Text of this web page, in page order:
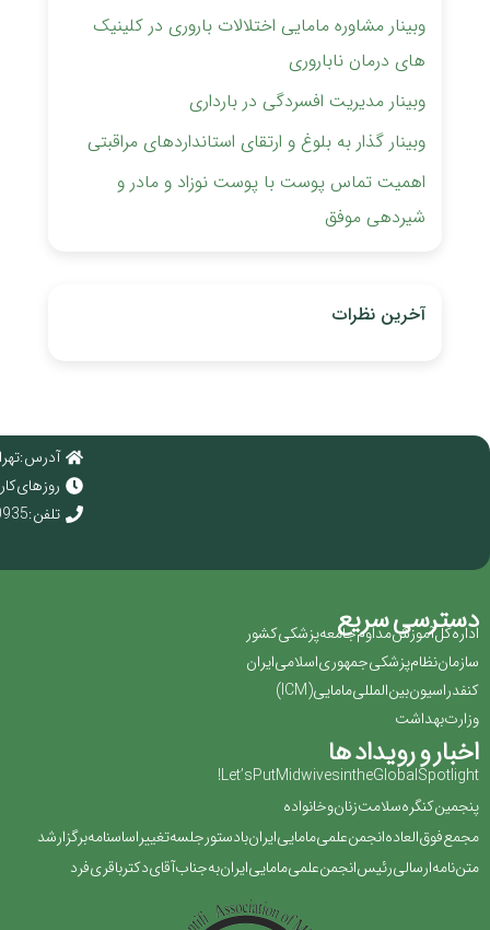
وبینار مشاوره مامایی اختلالات باروری ‏در کلینیک
های درمان ناباروری
وبینار مدیریت افسردگی در بارداری
وبینار گذار به بلوغ و ارتقای استانداردهای مراقبتی
اهمیت تماس پوست با پوست نوزاد و مادر و
شیردهی موفق
آخرین نظرات
آدرس :
روز های کاری
تلفن : 02166920935
دسترسی سریع
اداره کل آموزش مداوم جامعه پزشکی کشور
سازمان نظام پزشکی جمهوری اسلامی ایران ‏
کنفدراسیون بین المللی مامایی(‏ICM‏)‏
وزارت بهداشت
اخبار و رویداد ها
Let’s Put Midwives in the Global Spotlight!
پنجمین کنگره سلامت زنان و خانواده
مجمع فوق العاده انجمن علمی مامایی ایران با دستور جلسه تغییر اساسنامه برگزار شد
متن نامه ارسالی رئیس انجمن علمی مامایی ایران به جناب آقای دکتر باقری فرد